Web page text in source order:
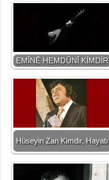
EMÎNÊ HEMDÛNÎ KİMDİR
Hüseyin Zan Kimdir, Hayatı